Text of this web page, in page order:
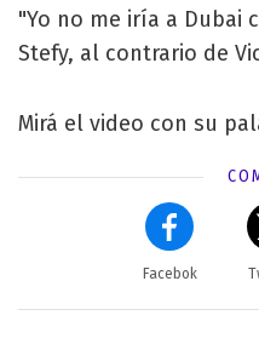
"Yo no me iría a Dubai
Stefy, al contrario de
Mirá el video con su
Facebok